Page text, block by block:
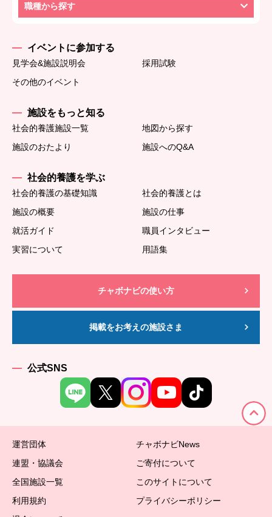
職種から探す
イベントに参加する
見学会&施設説明会
採用試験
その他のイベント
施設をもっと知る
社会的養護施設一覧
地図から探す
施設のおたより
施設へのQ&A
社会的養護を学ぶ
社会的養護の基礎知識
社会的養護とは
施設の概要
施設の仕事
就活ガイド
職員インタビュー
実習について
用語集
チャボナビの使い方
掲載をお考えの施設さま
公式SNS
運営団体
チャボナビNews
連盟・協議会
ご寄付について
全国施設一覧
このサイトについて
利用規約
プライバシーポリシー